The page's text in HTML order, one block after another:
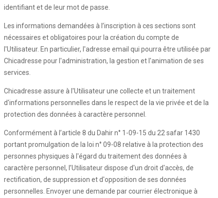
identifiant et de leur mot de passe.
Les informations demandées à l’inscription à ces sections sont
nécessaires et obligatoires pour la création du compte de
l'Utilisateur. En particulier, l'adresse email qui pourra être utilisée par
Chicadresse pour l'administration, la gestion et l'animation de ses
services.
Chicadresse assure à l'Utilisateur une collecte et un traitement
d'informations personnelles dans le respect de la vie privée et de la
protection des données à caractère personnel.
Conformément à l’article 8 du Dahir n° 1-09-15 du 22 safar 1430
portant promulgation de la loi n° 09-08 relative à la protection des
personnes physiques à l'égard du traitement des données à
caractère personnel, l’Utilisateur dispose d'un droit d'accès, de
rectification, de suppression et d'opposition de ses données
personnelles. Envoyer une demande par courrier électronique à